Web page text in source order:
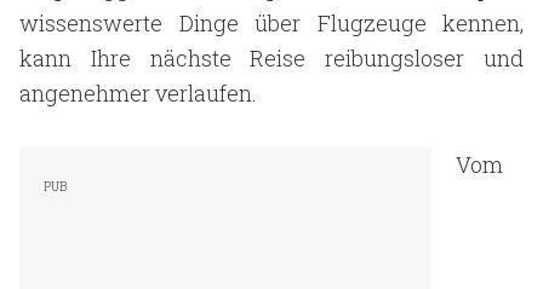
wissenswerte Dinge über Flugzeuge kennen,
kann Ihre nächste Reise reibungsloser und
angenehmer verlaufen.
Vom